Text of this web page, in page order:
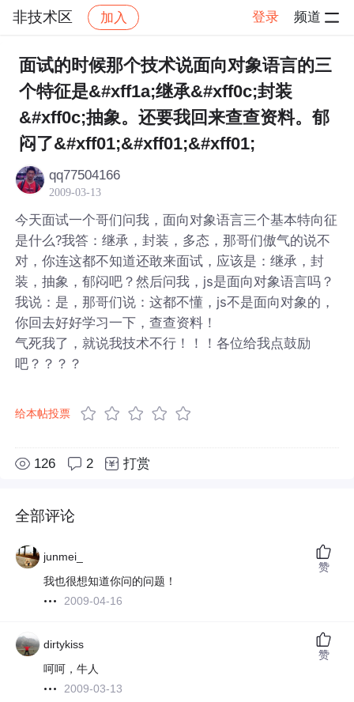
非技术区 加入 登录 频道
社区 非技术区 帖子详情
面试的时候那个技术说面向对象语言的三
个特征是&#xff1a;继承&#xff0c;封装
&#xff0c;抽象。还要我回来查查资料。郁
闷了&#xff01;&#xff01;&#xff01;
qq77504166
2009-03-13
今天面试一个哥们问我，面向对象语言三个基本特向征
是什么?我答：继承，封装，多态，那哥们傲气的说不
对，你连这都不知道还敢来面试，应该是：继承，封
装，抽象，郁闷吧？然后问我，js是面向对象语言吗？
我说：是，那哥们说：这都不懂，js不是面向对象的，
你回去好好学习一下，查查资料！
气死我了，就说我技术不行！！！各位给我点鼓励
吧？？？？
给本帖投票
126 2 打赏
全部评论
junmei_
我也很想知道你问的问题！
2009-04-16
赞
dirtykiss
呵呵，牛人
2009-03-13
赞